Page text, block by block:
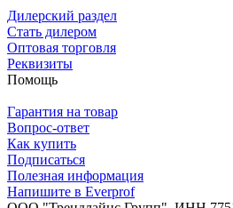
Дилерский раздел
Стать дилером
Оптовая торговля
Реквизиты
Помощь
Гарантия на товар
Вопрос-ответ
Как купить
Подписаться
Полезная информация
Напишите в Everprof